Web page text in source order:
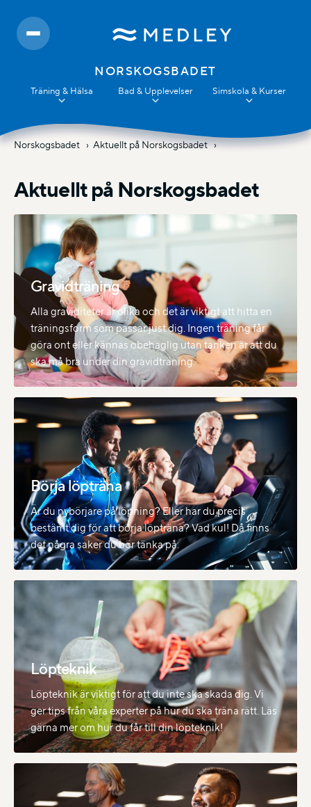
NORSKOGSBADET
Träning & Hälsa Bad & Upplevelser Simskola & Kurser
Norskogsbadet Aktuellt på Norskogsbadet
Aktuellt på Norskogsbadet
Gravidträning
Alla graviditeter är olika och det är viktigt att hitta en
träningsform som passar just dig. Ingen träning får
göra ont eller kännas obehaglig utan tanken är att du
ska må bra under din gravidträning.
Börja löpträna
Är du nybörjare på löpning? Eller har du precis
bestämt dig för att börja löpträna? Vad kul! Då finns
det några saker du bör tänka på.
Löpteknik
Löpteknik är viktigt för att du inte ska skada dig. Vi
ger tips från våra experter på hur du ska träna rätt. Läs
gärna mer om hur du får till din löpteknik!